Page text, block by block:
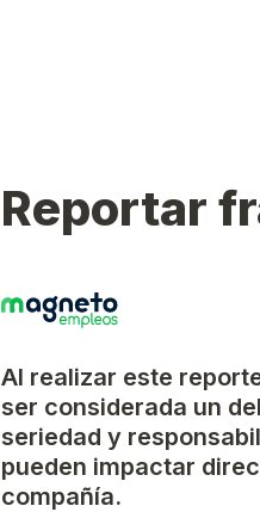
Reportar
Al realizar este
ser considerada un
seriedad y
pueden impactar
compañía.